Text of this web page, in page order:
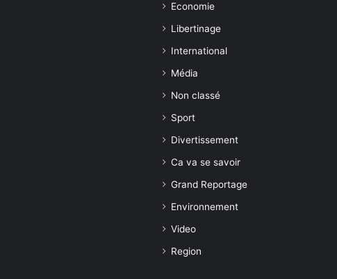
Economie
Libertinage
International
Média
Non classé
Sport
Divertissement
Ca va se savoir
Grand Reportage
Environnement
Video
Region